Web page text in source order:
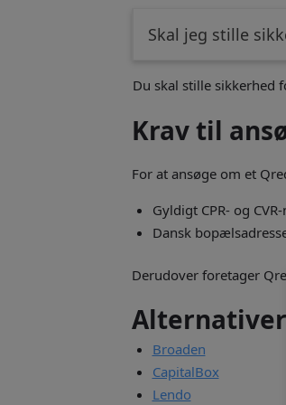
Skal jeg stille
Du skal stille sikkerhed
Krav til
For at ansøge om et
Gyldigt CPR- og
Dansk
Derudover foretager
Alternativer
Broaden
CapitalBox
Lendo